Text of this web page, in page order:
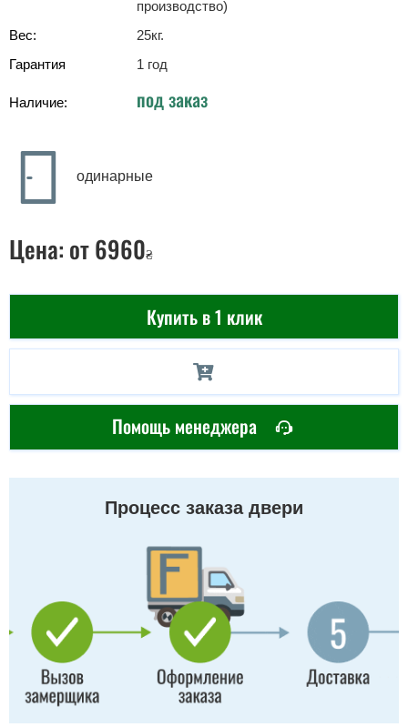
производство)
Вес:
25кг.
Гарантия
1 год
Наличие: под заказ
одинарные
Цена: от 6960₴
Купить в 1 клик
Помощь менеджера
Процесс заказа двери